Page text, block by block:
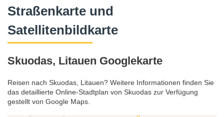
Straßenkarte und
Satellitenbildkarte
Skuodas, Litauen Googlekarte
Reisen nach Skuodas, Litauen? Weitere Informationen finden Sie
das detaillierte Online-Stadtplan von Skuodas zur Verfügung
gestellt von Google Maps.